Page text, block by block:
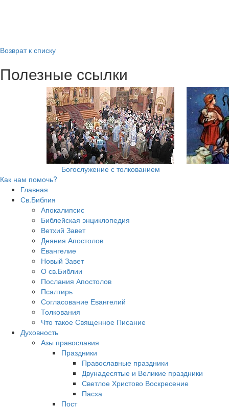
Возврат к списку
Полезные ссылки
Богослужение с толкованием
Как нам помочь?
Главная
Св.Библия
Апокалипсис
Библейская энциклопедия
Ветхий Завет
Деяния Апостолов
Евангелие
Новый Завет
О св.Библии
Послания Апостолов
Псалтирь
Согласование Евангелий
Толкования
Что такое Священное Писание
Духовность
Азы православия
Праздники
Православные праздники
Двунадесятые и Великие праздники
Светлое Христово Воскресение
Пасха
Пост